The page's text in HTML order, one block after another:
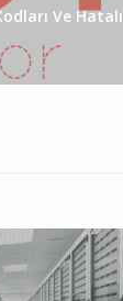
Ve Hatalı